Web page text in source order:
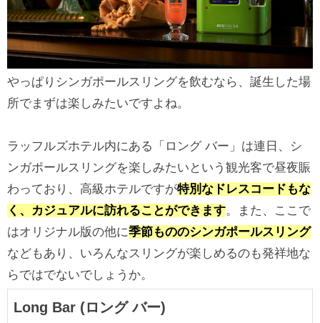
やっぱりシンガポールスリングを飲むなら、誕生した場
所でまずは楽しみたいですよね。
ラッフルズホテル内にある「ロング バー」は連日、シ
ンガポールスリングを楽しみたいという観光客で昼夜賑
わっており、高級ホテルですが特別なドレスコードもな
く、カジュアルに訪れることができます。また、ここで
はオリジナル版の他に季節もののシンガポールスリング
などもあり、いろんなスリングが楽しめるのも発祥地な
らではでないでしょうか。
Long Bar (ロング バー)